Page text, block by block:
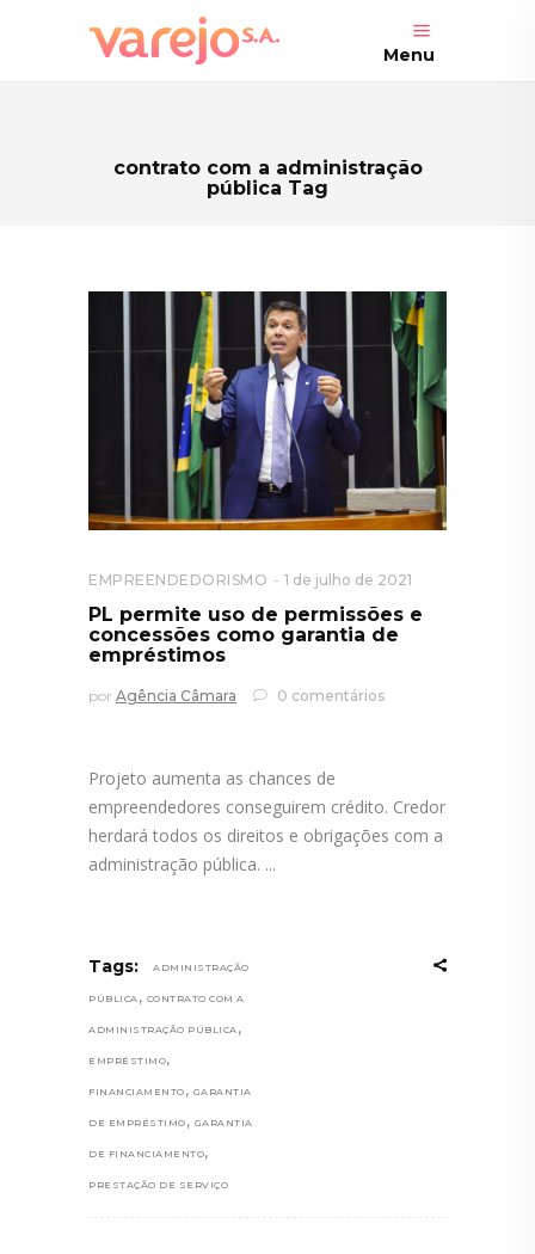
Menu
contrato com a administração
pública Tag
EMPREENDEDORISMO 1 de julho de 2021
PL permite uso de permissões e
concessões como garantia de
empréstimos
por Agência Câmara 0 comentários
Projeto aumenta as chances de
empreendedores conseguirem crédito. Credor
herdará todos os direitos e obrigações com a
administração pública.
Tags: ADMINISTRAÇÃO
PÚBLICA , CONTRATO COM A
ADMINISTRAÇÃO PÚBLICA ,
EMPRÉSTIMO,
FINANCIAMENTO , GARANTIA
DE EMPRÉSTIMO , GARANTIA
DE FINANCIAMENTO,
PRESTAÇÃO DE SERVIÇO